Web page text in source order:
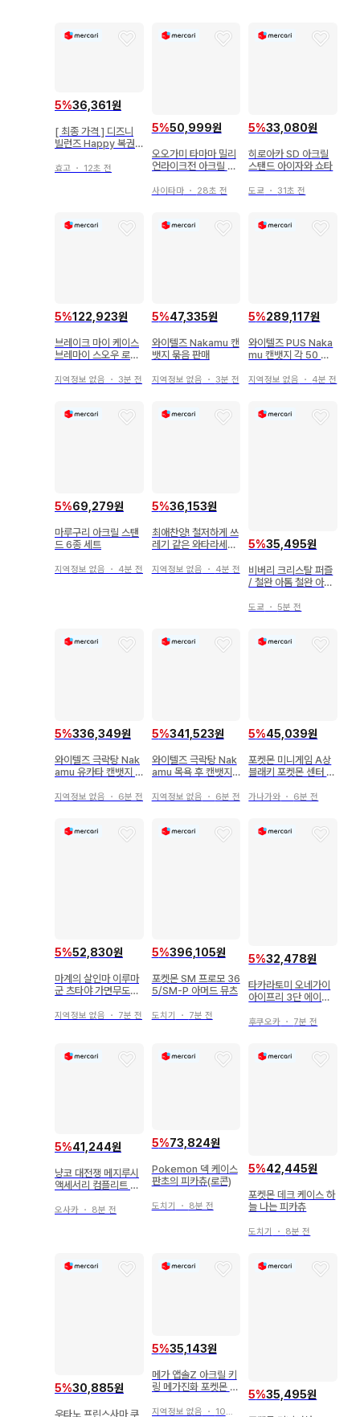
5%36,361원
[ 최종 가격 ] 디즈니
빌런즈 Happy 복권
효고 ・ 12초 전
5%50,999원
오오가미 타마마 밀리
언라이크전 아크릴 스
사이타마・ 28초 전
5%33,080원
히로아카 SD 아크릴
스탠드 아이자와 쇼타
도쿄 ・ 31초 전
5%122,923원
브레이크 마이 케이스
브레마이 스오우 로카
지역정보 없음 ・ 3분 전
5%47,335원
와이텔즈 Nakamu 캔
뱃지 묶음 판매
지역정보 없음 ・ 3분 전
5%289,117원
와이텔즈 PUS Naka
mu 캔뱃지 각 50 데
지역정보 없음 ・ 4분 전
5%69,279원
마루구리 아크릴 스탠
드 6종 세트
지역정보 없음 ・ 4분 전
5%36,153원
최애찬양! 철저하게 쓰
레기 같은 와타라세인
면 아크릴 디오라마
지역정보 없음 ・ 4분 전
5%35,495원
비버리 크리스탈 퍼즐
/ 철완 아톰 철완 아톰
스탈 퍼즐 40P
도쿄 ・5분 전
5%336,349원
와이텔즈 극락탕 Nak
amu 유카타 캔뱃지 1
지역정보 없음 ・ 6분 전
5%341,523원
와이텔즈 극락탕 Nak
amu 목욕 후 캔뱃지 1
지역정보 없음 ・ 6분 전
5%45,039원
포켓몬 미니게임 A상
블래키 포켓몬 센터 아
가나가와 ・ 6분 전
5%52,830원
마계의 살인마 이루마
군 츠타야 가면무도회
지역정보 없음 ・ 7분 전
5%396,105원
포켓몬 SM 프로모 36
5/SM-P 아머드 뮤츠
도치기 ・ 7분 전
5%32,478원
타카라토미 오네가이
아이프리 3단 에이프
비아](4) OA3-005
후쿠오카 ・ 7분 전
5%41,244원
냥코 대전쟁 메지루시
액세서리 컴플리트 세
오사카 ・ 8분 전
5%73,824원
Pokemon 덱 케이스
판초의 피카츄(로콘)
도치기 ・ 8분 전
5%42,445원
포켓몬 데크 케이스 하
늘 나는 피카츄
도치기 ・ 8분 전
5%30,885원
우타노 프린스사마 쿠
5%35,143원
메가 앱솔Z 아크릴 키
링 메가진화 포켓몬 &
지역정보 없음 ・ 10분 전
5%35,495원